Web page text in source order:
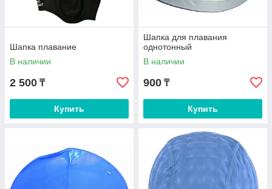
Шапка плавание
В наличии
2 500 ₸
Купить
Шапка для плавания
однотонный
В наличии
900 ₸
Купить